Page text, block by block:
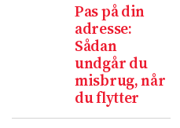
Pas på din
adresse:
Sådan
undgår du
misbrug, når
du flytter